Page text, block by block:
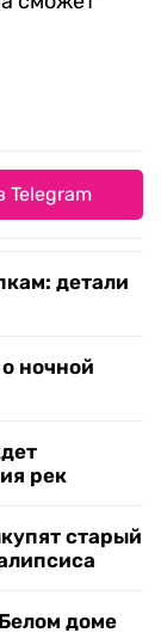
Telegram
детали
ночной
рек
старый
доме